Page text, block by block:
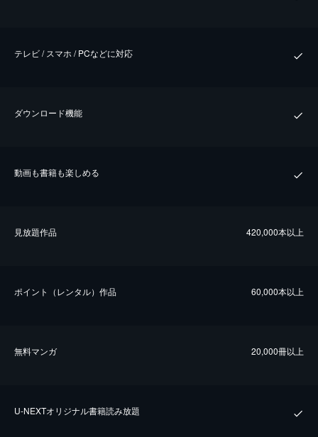
テレビ / スマホ / PCなどに対応
ダウンロード機能
動画も書籍も楽しめる
⾒放題作品 420,000本以上
ポイント（レンタル）作品 60,000本以上
無料マンガ 20,000冊以上
U-NEXTオリジナル書籍読み放題